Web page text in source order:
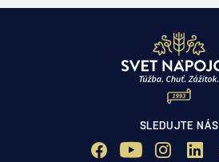
SLEDUJTE NÁS